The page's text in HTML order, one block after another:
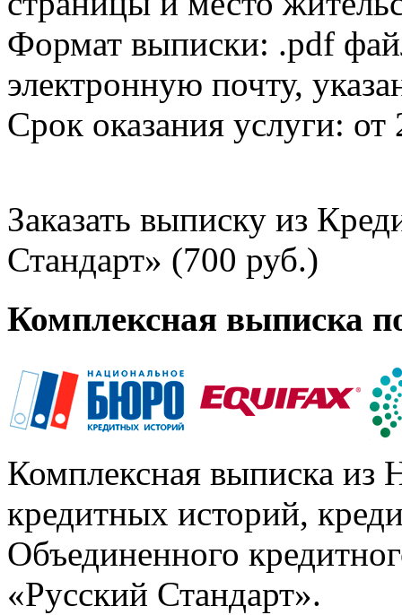
Формат выписки: .pdf
электронную почту,
Срок оказания услуги: от
Заказать выписку из
Стандарт» (700 руб.)
Комплексная выписка
Комплексная выписка из
кредитных историй,
Объединенного
«Русский Стандарт».